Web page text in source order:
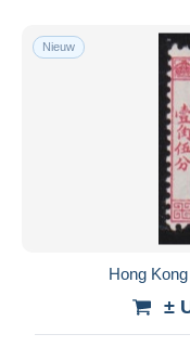
Nieuw
Hong
±